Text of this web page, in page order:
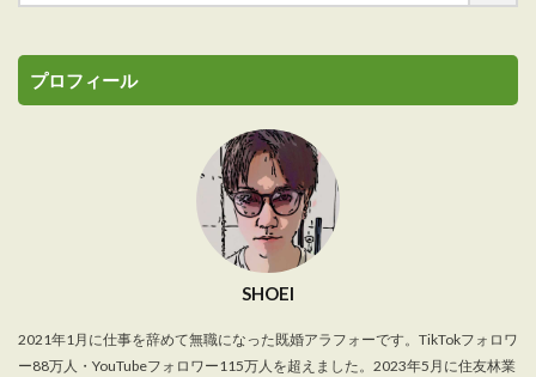
プロフィール
SHOEI
2021年1月に仕事を辞めて無職になった既婚アラフォーです。TikTokフォロワ
ー88万人・YouTubeフォロワー115万人を超えました。2023年5月に住友林業